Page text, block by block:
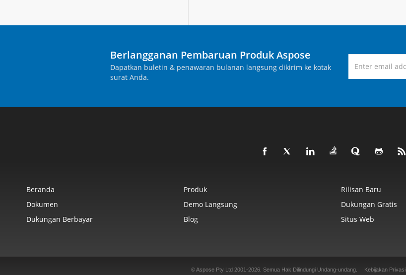
Berlangganan Pembaruan Produk Aspose
Dapatkan buletin & penawaran bulanan langsung dikirim ke kotak
surat Anda.
Beranda Produk Rilisan Baru
Dokumen
Demo Langsung Dukungan Gratis
Dukungan Berbayar
Blog Situs Web
© Aspose Pty Ltd 2001-2026. Semua Hak Dilindungi Undang-undang. Kebijakan Privasi